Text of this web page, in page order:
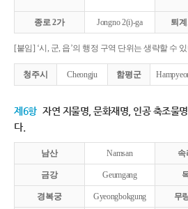
종로 2가 Jongno 2(i)-ga 퇴
[붙임] ‘시, 군, 읍’의 행정 구역 단위는 생략할 수
청주시 Cheongju 함평군
제6항 자연 지물명, 문화재명, 인공 축조물
다.
남산 Namsan 속
금강 Geumgang
경복궁 Gyeongbokgung 무